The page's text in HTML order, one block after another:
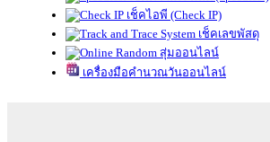
เช็คไอพี (Check IP)
เช็คเลขพัสดุ
สุ่มออนไลน์
เครื่องมือคำนวณวันออนไลน์